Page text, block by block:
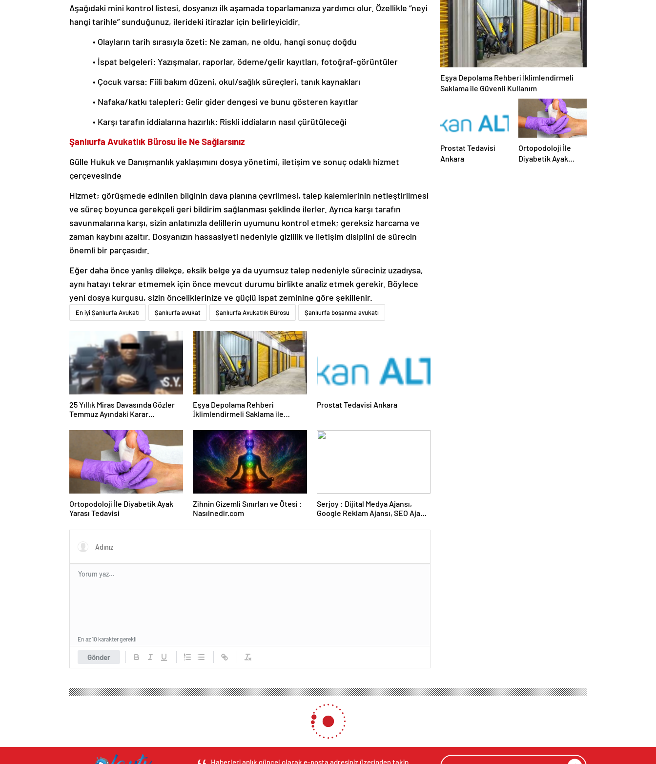
Aşağıdaki mini kontrol listesi, dosyanızı ilk aşamada toparlamanıza yardımcı olur. Özellikle “neyi
hangi tarihle” sunduğunuz, ilerideki itirazlar için belirleyicidir.
• Olayların tarih sırasıyla özeti: Ne zaman, ne oldu, hangi sonuç doğdu
• İspat belgeleri: Yazışmalar, raporlar, ödeme/gelir kayıtları, fotoğraf-görüntüler
• Çocuk varsa: Fiili bakım düzeni, okul/sağlık süreçleri, tanık kaynakları
• Nafaka/katkı talepleri: Gelir gider dengesi ve bunu gösteren kayıtlar
• Karşı tarafın iddialarına hazırlık: Riskli iddiaların nasıl çürütüleceği
Şanlıurfa Avukatlık Bürosu ile Ne Sağlarsınız
Gülle Hukuk ve Danışmanlık yaklaşımını dosya yönetimi, iletişim ve sonuç odaklı hizmet
çerçevesinde
Hizmet; görüşmede edinilen bilginin dava planına çevrilmesi, talep kalemlerinin netleştirilmesi
ve süreç boyunca gerekçeli geri bildirim sağlanması şeklinde ilerler. Ayrıca karşı tarafın
savunmalarına karşı, sizin anlatınızla delillerin uyumunu kontrol etmek; gereksiz harcama ve
zaman kaybını azaltır. Dosyanızın hassasiyeti nedeniyle gizlilik ve iletişim disiplini de sürecin
önemli bir parçasıdır.
Eğer daha önce yanlış dilekçe, eksik belge ya da uyumsuz talep nedeniyle süreciniz uzadıysa,
aynı hatayı tekrar etmemek için önce mevcut durumu birlikte analiz etmek gerekir. Böylece
yeni dosya kurgusu, sizin önceliklerinize ve güçlü ispat zeminine göre şekillenir.
En iyi Şanlıurfa Avukatı Şanlıurfa avukat Şanlıurfa Avukatlık Bürosu Şanlıurfa boşanma avukatı
25 Yıllık Miras Davasında Gözler
Temmuz Ayındaki Karar
Eşya Depolama Rehberi
İklimlendirmeli Saklama ile
Prostat Tedavisi Ankara
Ortopodoloji İle Diyabetik Ayak
Yarası Tedavisi
Zihnin Gizemli Sınırları ve Ötesi :
Nasılnedir.com
Serjoy : Dijital Medya Ajansı,
Google Reklam Ajansı, SEO Ajansı
Gönder
En az 10 karakter gerekli
Çevrildi
Eşya Depolama Rehberi İklimlendirmeli
Saklama ile Güvenli Kullanım
Prostat Tedavisi
Ankara
Ortopodoloji İle
Diyabetik Ayak
Haberleri anlık güncel olarak e-posta adresiniz üzerinden takip